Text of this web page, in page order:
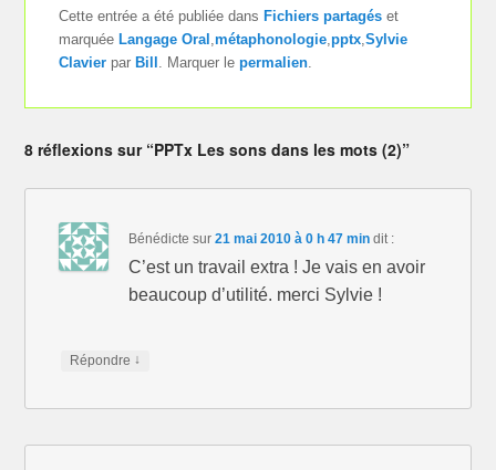
Cette entrée a été publiée dans Fichiers partagés et
marquée Langage Oral ,métaphonologie,pptx,Sylvie
Clavier par Bill . Marquer lepermalien.
8 réflexions sur “PPTx Les sons dans les mots (2)”
Bénédicte sur21 mai 2010 à 0 h 47 min dit :
C’est un travail extra ! Je vais en avoir
beaucoup d’utilité. merci Sylvie !
Répondre ↓